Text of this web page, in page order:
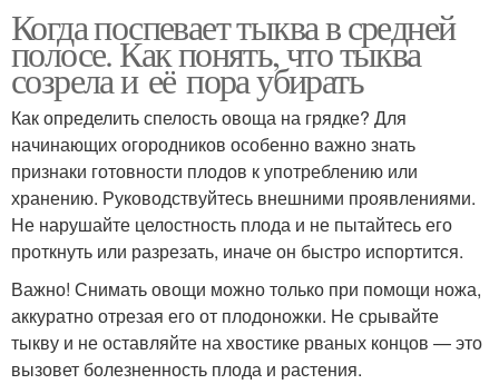
Когда поспевает тыква в средней
полосе. Как понять, что тыква
созрела и её пора убирать
Как определить спелость овоща на грядке? Для
начинающих огородников особенно важно знать
признаки готовности плодов к употреблению или
хранению. Руководствуйтесь внешними проявлениями.
Не нарушайте целостность плода и не пытайтесь его
проткнуть или разрезать, иначе он быстро испортится.
Важно! Снимать овощи можно только при помощи ножа,
аккуратно отрезая его от плодоножки. Не срывайте
тыкву и не оставляйте на хвостике рваных концов — это
вызовет болезненность плода и растения.